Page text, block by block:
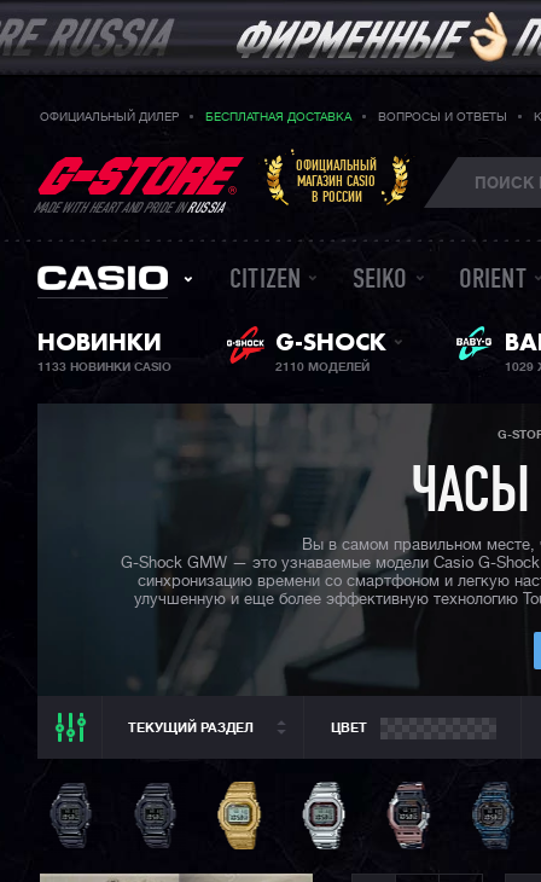
ОФИЦИАЛЬНЫЙ ДИЛЕР БЕСПЛАТНАЯ ДОСТАВКА ВОПРОСЫ И ОТВЕТЫ
MADE WITH HEART AND PRIDE INRUSSIA
ОФИЦИАЛЬНЫЙ
МАГАЗИН CASIO
В РОССИИ
CITIZEN SEIKO ORIENT
НОВИНКИ
1133 НОВИНКИ CASIO
G-SHOCK
2110 МОДЕЛЕЙ 1029
G-
ЧАСЫ
Вы в самом правильном месте,
G-Shock GMW — это узнаваемые модели Casio G-
синхронизацию времени со смартфоном и легкую
улучшенную и еще более эффективную технологию
ТЕКУЩИЙ РАЗДЕЛ
ВСЕ CASIO
CASIO G-SHOCK
ЦВЕТ